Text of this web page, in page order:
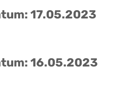
17.05.2023
16.05.2023